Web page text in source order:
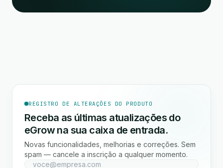
REGISTRO DE ALTERAÇÕES DO PRODUTO
Receba as últimas atualizações do
eGrow na sua caixa de entrada.
Novas funcionalidades, melhorias e correções. Sem
spam — cancele a inscrição a qualquer momento.